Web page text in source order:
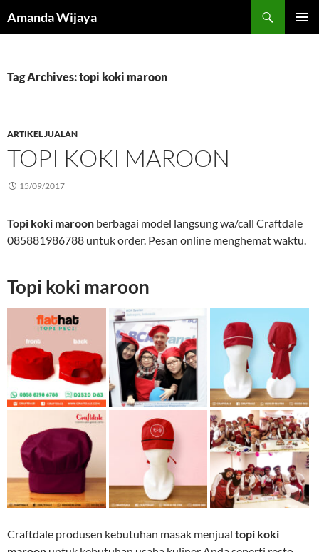
Amanda Wijaya
Tag Archives: topi koki maroon
ARTIKEL JUALAN
TOPI KOKI MAROON
15/09/2017
Topi koki maroon berbagai model langsung wa/call Craftdale
085881986788 untuk order. Pesan online menghemat waktu.
Topi koki maroon
Craftdale produsen kebutuhan masak menjual topi koki